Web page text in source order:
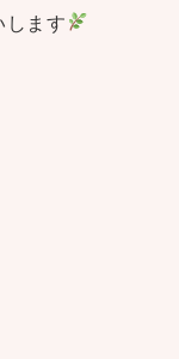
ます